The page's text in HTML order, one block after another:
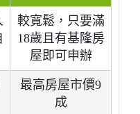
較寬鬆，只要滿
18歲且有基隆房
屋即可申辦
最高房屋市價9
成